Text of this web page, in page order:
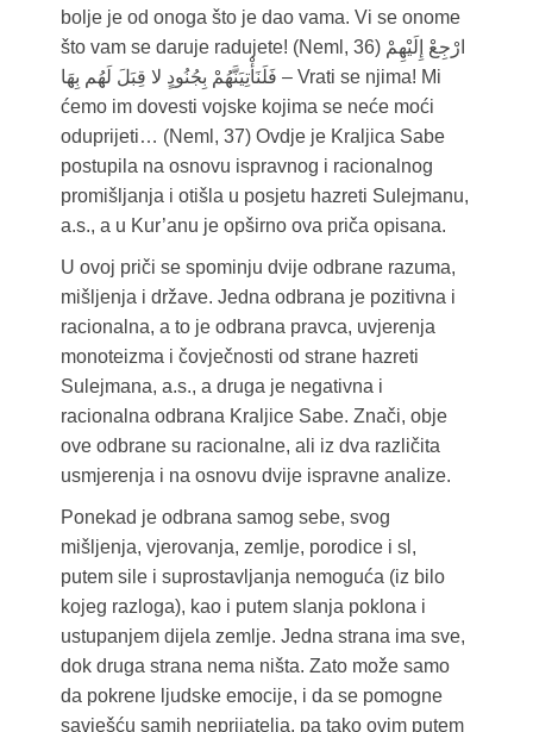
bolje je od onoga što je dao vama. Vi se onome
što vam se daruje radujete! (Neml, 36) ارْجِعْ إِلَيْهِمْ
فَلَنَأْتِيَنَّهُمْ بِجُنُودٍ لا قِبَلَ لَهُم بِهَا – Vrati se njima! Mi
ćemo im dovesti vojske kojima se neće moći
oduprijeti… (Neml, 37) Ovdje je Kraljica Sabe
postupila na osnovu ispravnog i racionalnog
promišljanja i otišla u posjetu hazreti Sulejmanu,
a.s., a u Kur’anu je opširno ova priča opisana.
U ovoj priči se spominju dvije odbrane razuma,
mišljenja i države. Jedna odbrana je pozitivna i
racionalna, a to je odbrana pravca, uvjerenja
monoteizma i čovječnosti od strane hazreti
Sulejmana, a.s., a druga je negativna i
racionalna odbrana Kraljice Sabe. Znači, obje
ove odbrane su racionalne, ali iz dva različita
usmjerenja i na osnovu dvije ispravne analize.
Ponekad je odbrana samog sebe, svog
mišljenja, vjerovanja, zemlje, porodice i sl,
putem sile i suprostavljanja nemoguća (iz bilo
kojeg razloga), kao i putem slanja poklona i
ustupanjem dijela zemlje. Jedna strana ima sve,
dok druga strana nema ništa. Zato može samo
da pokrene ljudske emocije, i da se pomogne
savješću samih neprijatelja, pa tako ovim putem